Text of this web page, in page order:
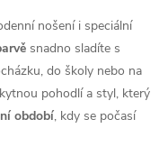
nošení i speciální
snadno sladíte s
do školy nebo na
pohodlí a styl, který
období, kdy se počasí